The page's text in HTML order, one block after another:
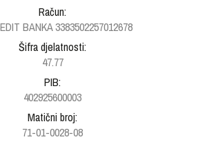
Račun:
BANKA 3383502257012678
Šifra djelatnosti:
47.77
PIB:
402925600003
Matični broj:
71-01-0028-08